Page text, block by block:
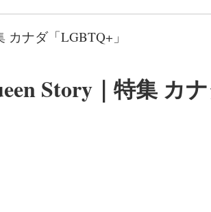
カナダ「LGBTQ+」
Story｜特集 カ